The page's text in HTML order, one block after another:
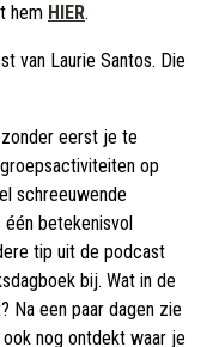
hem HIER.
van Laurie Santos. Die
eerst je te
op
schreeuwende
betekenisvol
tip uit de podcast
bij. Wat in de
Na een paar dagen zie
nog ontdekt waar je